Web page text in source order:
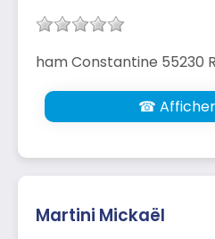
ham Constantine 55230
☎ Afficher
Martini Mickaël